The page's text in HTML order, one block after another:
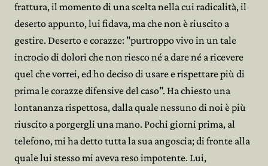
frattura, il momento di una scelta nella cui radicalità, il
deserto appunto, lui fidava, ma che non è riuscito a
gestire. Deserto e corazze: "purtroppo vivo in un tale
incrocio di dolori che non riesco né a dare né a ricevere
quel che vorrei, ed ho deciso di usare e rispettare più di
prima le corazze difensive del caso". Ha chiesto una
lontananza rispettosa, dalla quale nessuno di noi è più
riuscito a porgergli una mano. Pochi giorni prima, al
telefono, mi ha detto tutta la sua angoscia; di fronte alla
quale lui stesso mi aveva reso impotente. Lui,